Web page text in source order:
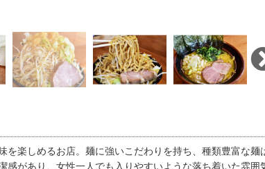
を楽しめるお店。麺に強いこだわりを持ち、種類豊富な麺
感があり、女性一人でも入りやすいような落ち着いた雰囲